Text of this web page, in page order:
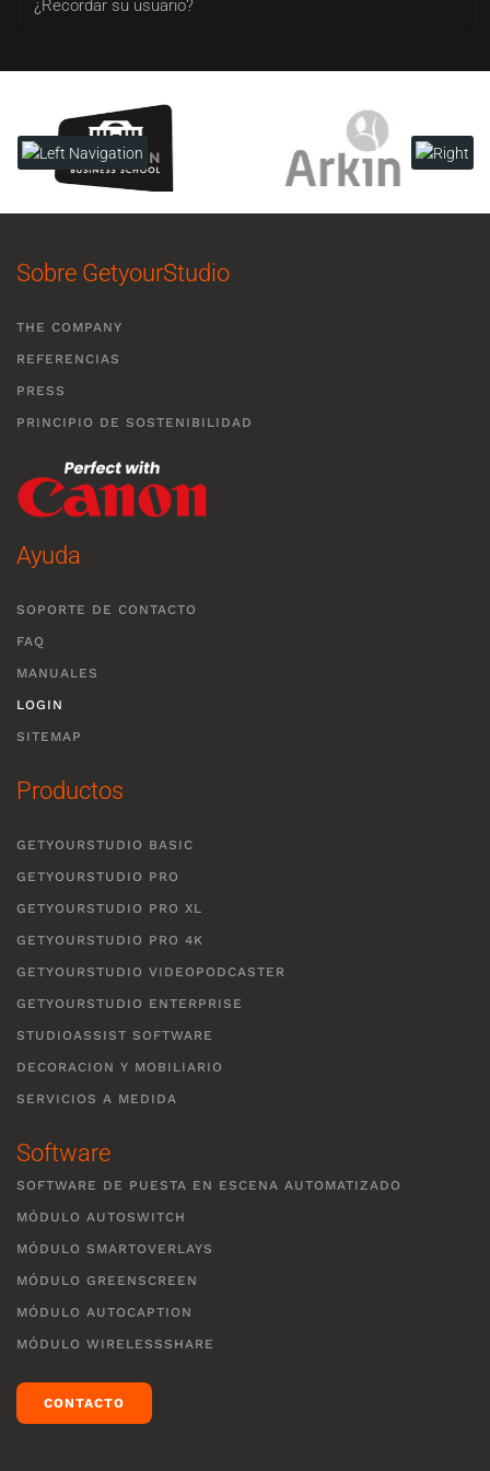
¿Recordar su usuario?
Sobre GetyourStudio
THE COMPANY
REFERENCIAS
PRESS
PRINCIPIO DE SOSTENIBILIDAD
Ayuda
SOPORTE DE CONTACTO
FAQ
MANUALES
LOGIN
SITEMAP
Productos
GETYOURSTUDIO BASIC
GETYOURSTUDIO PRO
GETYOURSTUDIO PRO XL
GETYOURSTUDIO PRO 4K
GETYOURSTUDIO VIDEOPODCASTER
GETYOURSTUDIO ENTERPRISE
STUDIOASSIST SOFTWARE
DECORACION Y MOBILIARIO
SERVICIOS A MEDIDA
Software
SOFTWARE DE PUESTA EN ESCENA AUTOMATIZADO
MÓDULO AUTOSWITCH
MÓDULO SMARTOVERLAYS
MÓDULO GREENSCREEN
MÓDULO AUTOCAPTION
MÓDULO WIRELESSSHARE
CONTACTO